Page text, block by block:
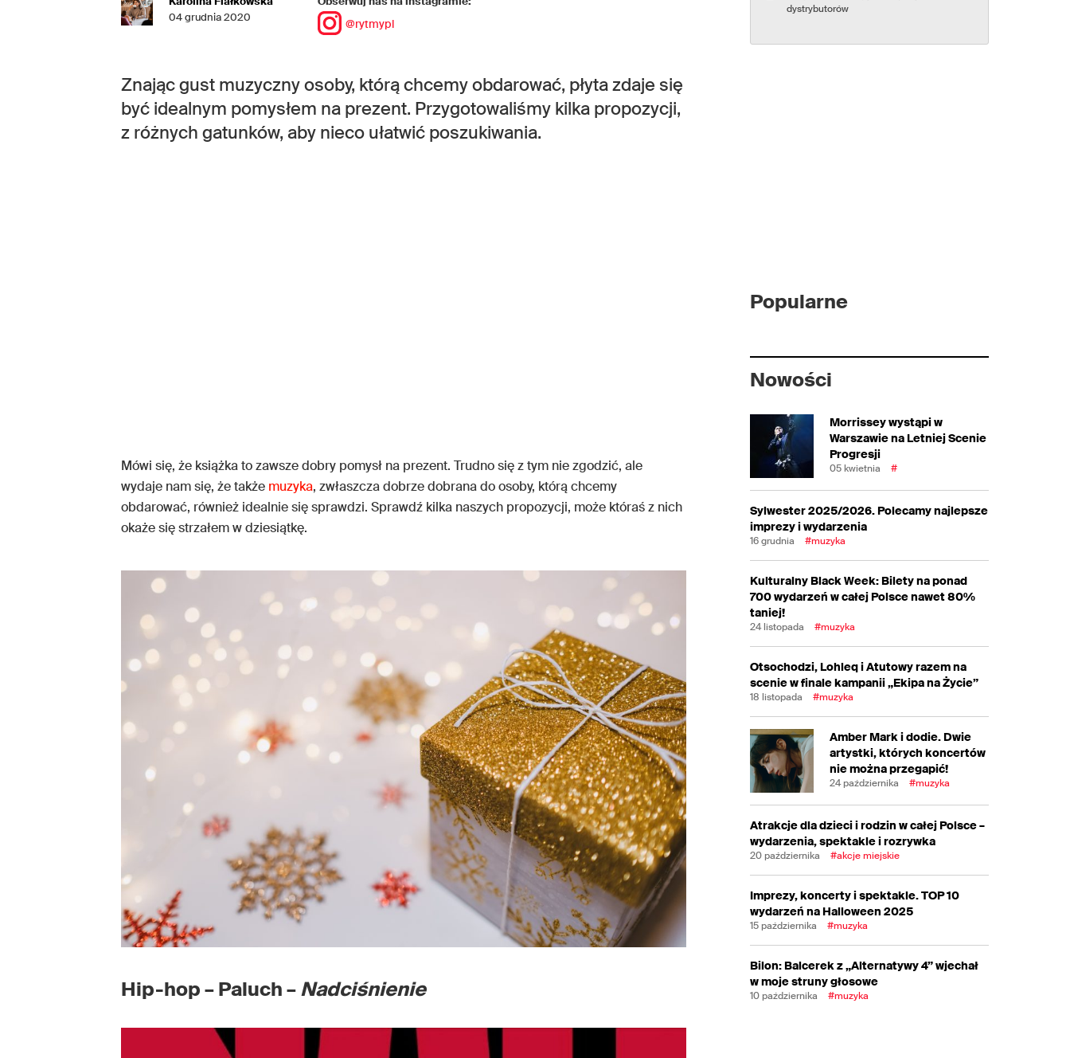
04 grudnia 2020
@rytmypl
Znając gust muzyczny osoby, którą chcemy obdarować, płyta zdaje się
być idealnym pomysłem na prezent. Przygotowaliśmy kilka propozycji,
z różnych gatunków, aby nieco ułatwić poszukiwania.
Mówi się, że książka to zawsze dobry pomysł na prezent. Trudno się z tym nie zgodzić, ale
wydaje nam się, że także muzyka, zwłaszcza dobrze dobrana do osoby, którą chcemy
obdarować, również idealnie się sprawdzi. Sprawdź kilka naszych propozycji, może któraś z nich
okaże się strzałem w dziesiątkę.
Hip-hop – Paluch –Nadciśnienie
dystrybutorów
Popularne
Nowości
Morrissey wystąpi w
Warszawie na Letniej Scenie
Progresji
05 kwietnia #
Sylwester 2025/2026. Polecamy najlepsze
imprezy i wydarzenia
16 grudnia #muzyka
Kulturalny Black Week: Bilety na ponad
700 wydarzeń w całej Polsce nawet 80%
taniej!
24 listopada #muzyka
Otsochodzi, Lohleq i Atutowy razem na
scenie w finale kampanii „Ekipa na Życie”
18 listopada #muzyka
Amber Mark i dodie. Dwie
artystki, których koncertów
nie można przegapić!
24 października #muzyka
Atrakcje dla dzieci i rodzin w całej Polsce –
wydarzenia, spektakle i rozrywka
20 października #akcje miejskie
Imprezy, koncerty i spektakle. TOP 10
wydarzeń na Halloween 2025
15 października #muzyka
Bilon: Balcerek z „Alternatywy 4” wjechał
w moje struny głosowe
10 października #muzyka